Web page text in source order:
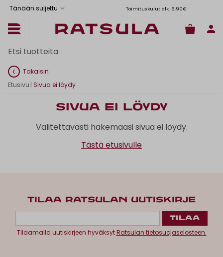
Tänään suljettu Toimituskulut alk. 6,90€
Takaisin
Etusivu | Sivua ei löydy
Sivua ei löydy
Valitettavasti hakemaasi sivua ei löydy.
Tästä etusivulle
TILAA RATSULAN UUTISKIRJE
Tilaamalla uutiskirjeen hyväksytRatsulan tietosuojaselosteen.